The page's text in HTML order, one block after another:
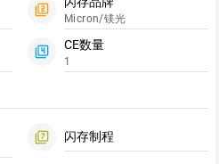
击下载吧
filter_2
Micron/镁光
filter_4
CE数量
1
filter_7 闪存制程